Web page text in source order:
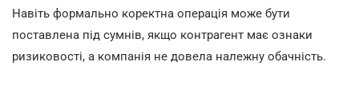
Навіть формально коректна операція може бути
поставлена під сумнів, якщо контрагент має ознаки
ризиковості, а компанія не довела належну обачність.